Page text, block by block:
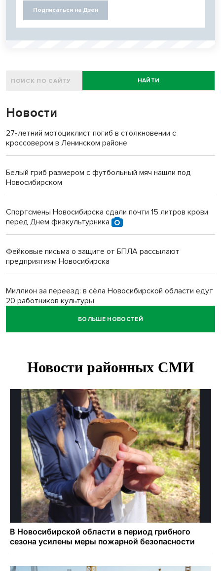
Подписаться на Дзен
НАЙТИ
Новости
27-летний мотоциклист погиб в столкновении с
кроссовером в Ленинском районе
Белый гриб размером с футбольный мяч нашли под
Новосибирском
Спортсмены Новосибирска сдали почти 15 литров крови
перед Днем физкультурника
Фейковые письма о защите от БПЛА рассылают
предприятиям Новосибирска
Миллион за переезд: в сёла Новосибирской области едут
20 работников культуры
БОЛЬШЕ НОВОСТЕЙ